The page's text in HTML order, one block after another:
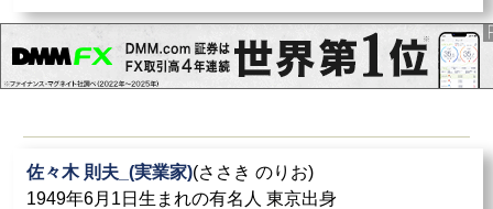
佐々木 則夫_(実業家)(ささき のりお)
1949年6月1日生まれの有名人 東京出身